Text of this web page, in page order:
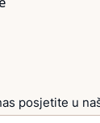
posjetite u